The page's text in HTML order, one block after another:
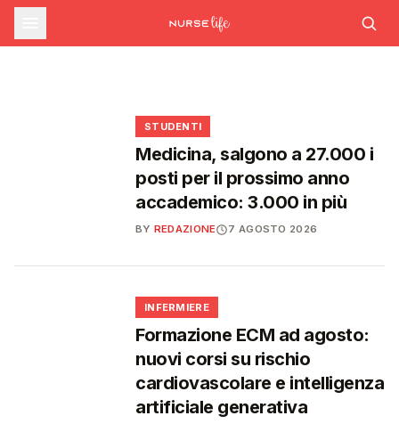
sfide che decideranno il futuro del
Ssn
Decreto PA e sanità: nuovo commissario per
le scorte Covid, liste d'attesa al Siveas e
INFERMIERE
Decreto PA: nuove regole per scorte Covid,
STUDENTI
Medicina, salgono a 27.000 i
posti per il prossimo anno
accademico: 3.000 in più
BY REDAZIONE 7 AGOSTO 2026
INFERMIERE
Formazione ECM ad agosto:
nuovi corsi su rischio
cardiovascolare e intelligenza
artificiale generativa